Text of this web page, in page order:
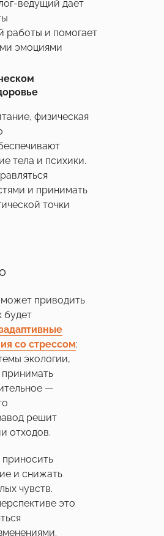
ведущий дает
работы и помогает
эмоциями
физическая
тела и психики.
и принимать
точки
приводить
будет
со стрессом:
экологии,
—
решит
отходов.
приносить
и снижать
чувств.
это